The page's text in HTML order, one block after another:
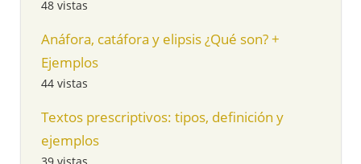
48 vistas
Anáfora, catáfora y elipsis ¿Qué son? +
Ejemplos
44 vistas
Textos prescriptivos: tipos, definición y
ejemplos